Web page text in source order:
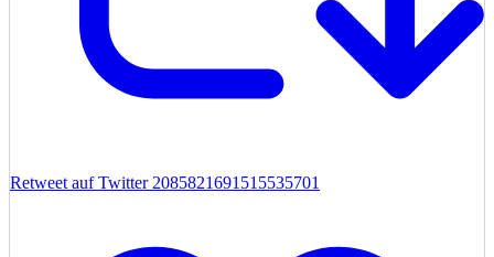
Retweet auf Twitter 2085821691515535701